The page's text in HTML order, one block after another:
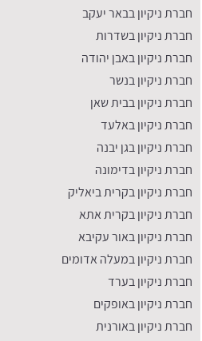
חברת ניקיון בבאר יעקב
חברת ניקיון בשדרות
חברת ניקיון באבן יהודה
חברת ניקיון בנשר
חברת ניקיון בבית שאן
חברת ניקיון באלעד
חברת ניקיון בגן יבנה
חברת ניקיון בדימונה
חברת ניקיון בקרית ביאליק
חברת ניקיון בקרית אתא
חברת ניקיון באור עקיבא
חברת ניקיון במעלה אדומים
חברת ניקיון בערד
חברת ניקיון באופקים
חברת ניקיון באורנית